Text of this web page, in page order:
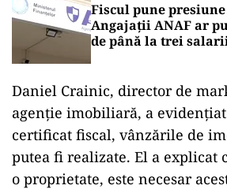
Fiscul pune
Angajații ANAF ar
de până la trei
Daniel Crainic, director de
agenție imobiliară, a
certificat fiscal, vânzările de
putea fi realizate. El a explicat
o proprietate, este necesar